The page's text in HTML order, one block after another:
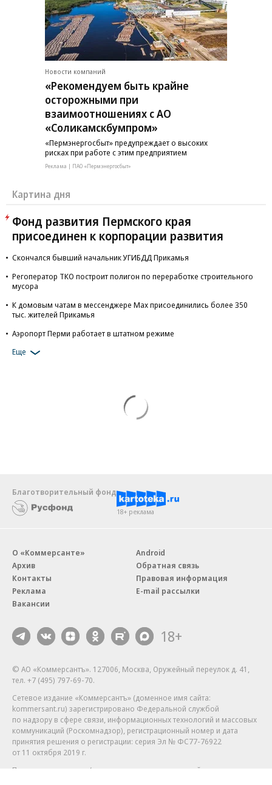
Новости компаний
«Рекомендуем быть крайне
осторожными при
взаимоотношениях с АО
«Соликамскбумпром»
«Пермэнергосбыт» предупреждает о высоких
рисках при работе с этим предприятием
Реклама | ПАО «Пермэнергосбыт»
Картина дня
Фонд развития Пермского края
присоединен к корпорации развития
Скончался бывший начальник УГИБДД Прикамья
Регоператор ТКО построит полигон по переработке строительного
мусора
К домовым чатам в мессенджере Max присоединились более 350
тыс. жителей Прикамья
Аэропорт Перми работает в штатном режиме
Еще
Благотворительный фонд
18+ реклама
О «Коммерсанте»
Архив
Контакты
Реклама
Вакансии
Android
Обратная связь
Правовая информация
E-mail рассылки
18+
© АО «Коммерсантъ». 127006, Москва, Оружейный переулок д. 41,
тел. +7 (495) 797-69-70.
Сетевое издание «Коммерсантъ» (доменное имя сайта:
kommersant.ru) зарегистрировано Федеральной службой
по надзору в сфере связи, информационных технологий и массовых
коммуникаций (Роскомнадзор), регистрационный номер и дата
принятия решения о регистрации: серия Эл № ФС77-76922
от 11 октября 2019 г.
Партнерские проекты/материалы, новости компаний, материалы